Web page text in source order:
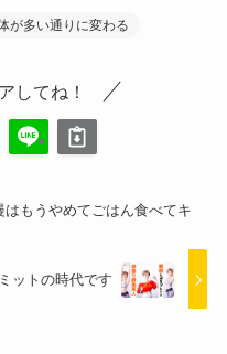
が多い通りに変わる
してね！
もうやめてごはん食べてキ
ットの時代です